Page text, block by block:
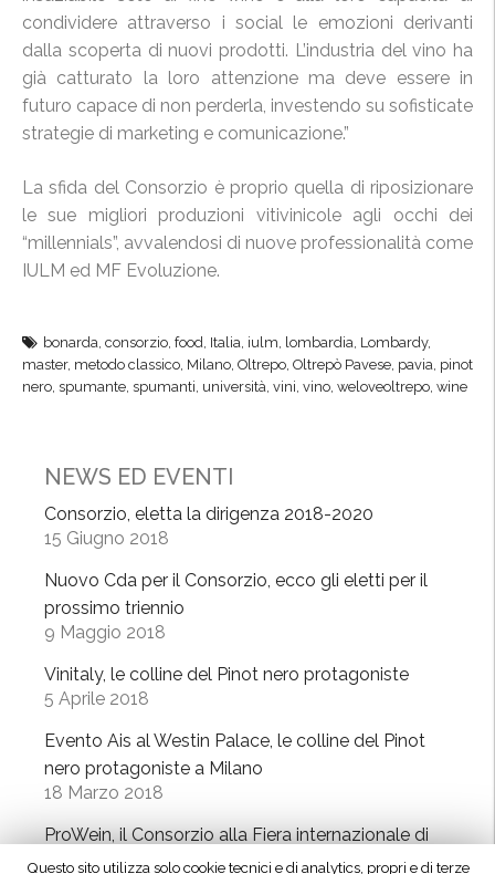
condividere attraverso i social le emozioni derivanti
dalla scoperta di nuovi prodotti. L’industria del vino ha
già catturato la loro attenzione ma deve essere in
futuro capace di non perderla, investendo su sofisticate
strategie di marketing e comunicazione.”
La sfida del Consorzio è proprio quella di riposizionare
le sue migliori produzioni vitivinicole agli occhi dei
“millennials”, avvalendosi di nuove professionalità come
IULM ed MF Evoluzione.
bonarda consorzio food Italia iulm lombardia Lombardy,
master, metodo classico Milano Oltrepo Oltrepò Pavese pavia pinot
nero spumante spumanti università vini vino weloveoltrepo wine
NEWS ED EVENTI
Consorzio, eletta la dirigenza 2018-2020
15 Giugno 2018
Nuovo Cda per il Consorzio, ecco gli eletti per il
prossimo triennio
9 Maggio 2018
Vinitaly, le colline del Pinot nero protagoniste
5 Aprile 2018
Evento Ais al Westin Palace, le colline del Pinot
nero protagoniste a Milano
18 Marzo 2018
ProWein, il Consorzio alla Fiera internazionale di
Dusseldorf
Questo sito utilizza solo cookie tecnici e di analytics, propri e di terze